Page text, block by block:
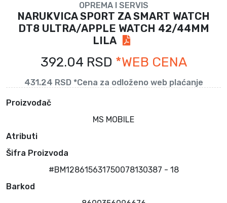
OPREMA I SERVIS
NARUKVICA SPORT ZA SMART WATCH
DT8 ULTRA/APPLE WATCH 42/44MM
LILA
392.04 RSD *WEB CENA
431.24 RSD *Cena za odloženo web plaćanje
Proizvođač
MS MOBILE
Atributi
Šifra Proizvoda
#BM128615631750078130387 - 18
Barkod